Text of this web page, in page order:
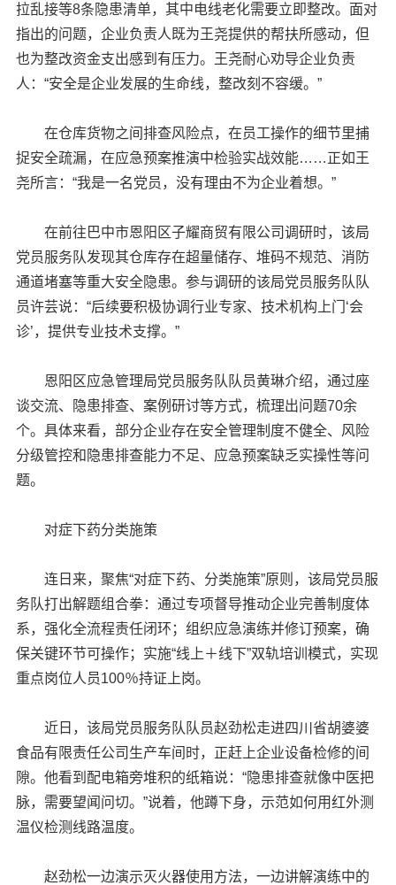
拉乱接等8条隐患清单，其中电线老化需要立即整改。面对
指出的问题，企业负责人既为王尧提供的帮扶所感动，但
也为整改资金支出感到有压力。王尧耐心劝导企业负责
人：“安全是企业发展的生命线，整改刻不容缓。”
在仓库货物之间排查风险点，在员工操作的细节里捕
捉安全疏漏，在应急预案推演中检验实战效能……正如王
尧所言：“我是一名党员，没有理由不为企业着想。”
在前往巴中市恩阳区子耀商贸有限公司调研时，该局
党员服务队发现其仓库存在超量储存、堆码不规范、消防
通道堵塞等重大安全隐患。参与调研的该局党员服务队队
员许芸说：“后续要积极协调行业专家、技术机构上门‘会
诊’，提供专业技术支撑。”
恩阳区应急管理局党员服务队队员黄琳介绍，通过座
谈交流、隐患排查、案例研讨等方式，梳理出问题70余
个。具体来看，部分企业存在安全管理制度不健全、风险
分级管控和隐患排查能力不足、应急预案缺乏实操性等问
题。
对症下药分类施策
连日来，聚焦“对症下药、分类施策”原则，该局党员服
务队打出解题组合拳：通过专项督导推动企业完善制度体
系，强化全流程责任闭环；组织应急演练并修订预案，确
保关键环节可操作；实施“线上＋线下”双轨培训模式，实现
重点岗位人员100％持证上岗。
近日，该局党员服务队队员赵劲松走进四川省胡婆婆
食品有限责任公司生产车间时，正赶上企业设备检修的间
隙。他看到配电箱旁堆积的纸箱说：“隐患排查就像中医把
脉，需要望闻问切。”说着，他蹲下身，示范如何用红外测
温仪检测线路温度。
赵劲松一边演示灭火器使用方法，一边讲解演练中的